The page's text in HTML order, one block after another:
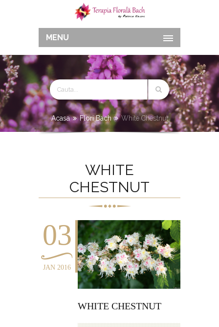
MENU
Acasa Flori Bach White Chestnut
WHITE
CHESTNUT
03
JAN 2016
WHITE CHESTNUT